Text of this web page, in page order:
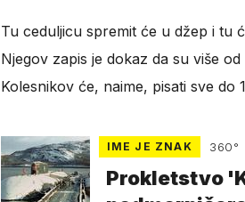
Tu ceduljicu spremit će u džep i tu
Njegov zapis je dokaz da su više
Kolesnikov će, naime, pisati sve do
IME JE ZNAK 360°
Prokletstvo